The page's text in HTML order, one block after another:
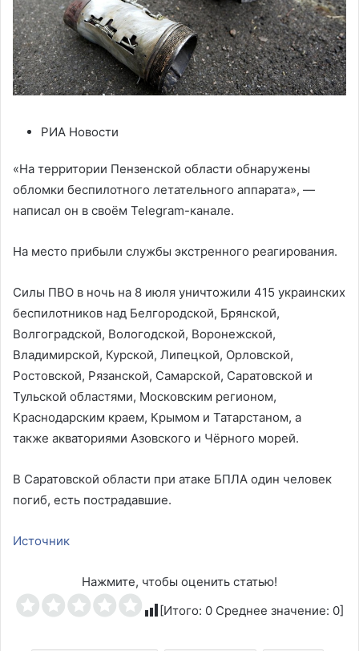
РИА Новости
«На территории Пензенской области обнаружены
обломки беспилотного летательного аппарата», —
написал он в своём Telegram-канале.
На место прибыли службы экстренного реагирования.
Силы ПВО в ночь на 8 июля уничтожили 415 украинских
беспилотников над Белгородской, Брянской,
Волгоградской, Вологодской, Воронежской,
Владимирской, Курской, Липецкой, Орловской,
Ростовской, Рязанской, Самарской, Саратовской и
Тульской областями, Московским регионом,
Краснодарским краем, Крымом и Татарстаном, а
также акваториями Азовского и Чёрного морей.
В Саратовской области при атаке БПЛА один человек
погиб, есть пострадавшие.
Источник
Нажмите, чтобы оценить статью!
[Итого: 0 Среднее значение: 0]